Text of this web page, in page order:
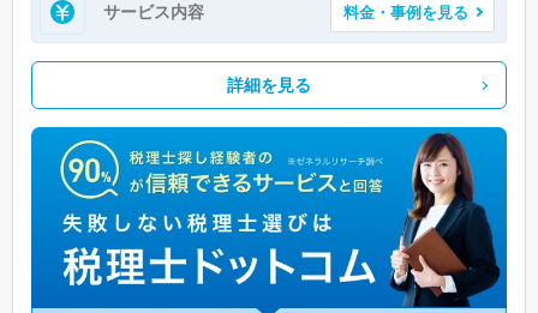
サービス内容 料金・事例を見る
詳細を見る